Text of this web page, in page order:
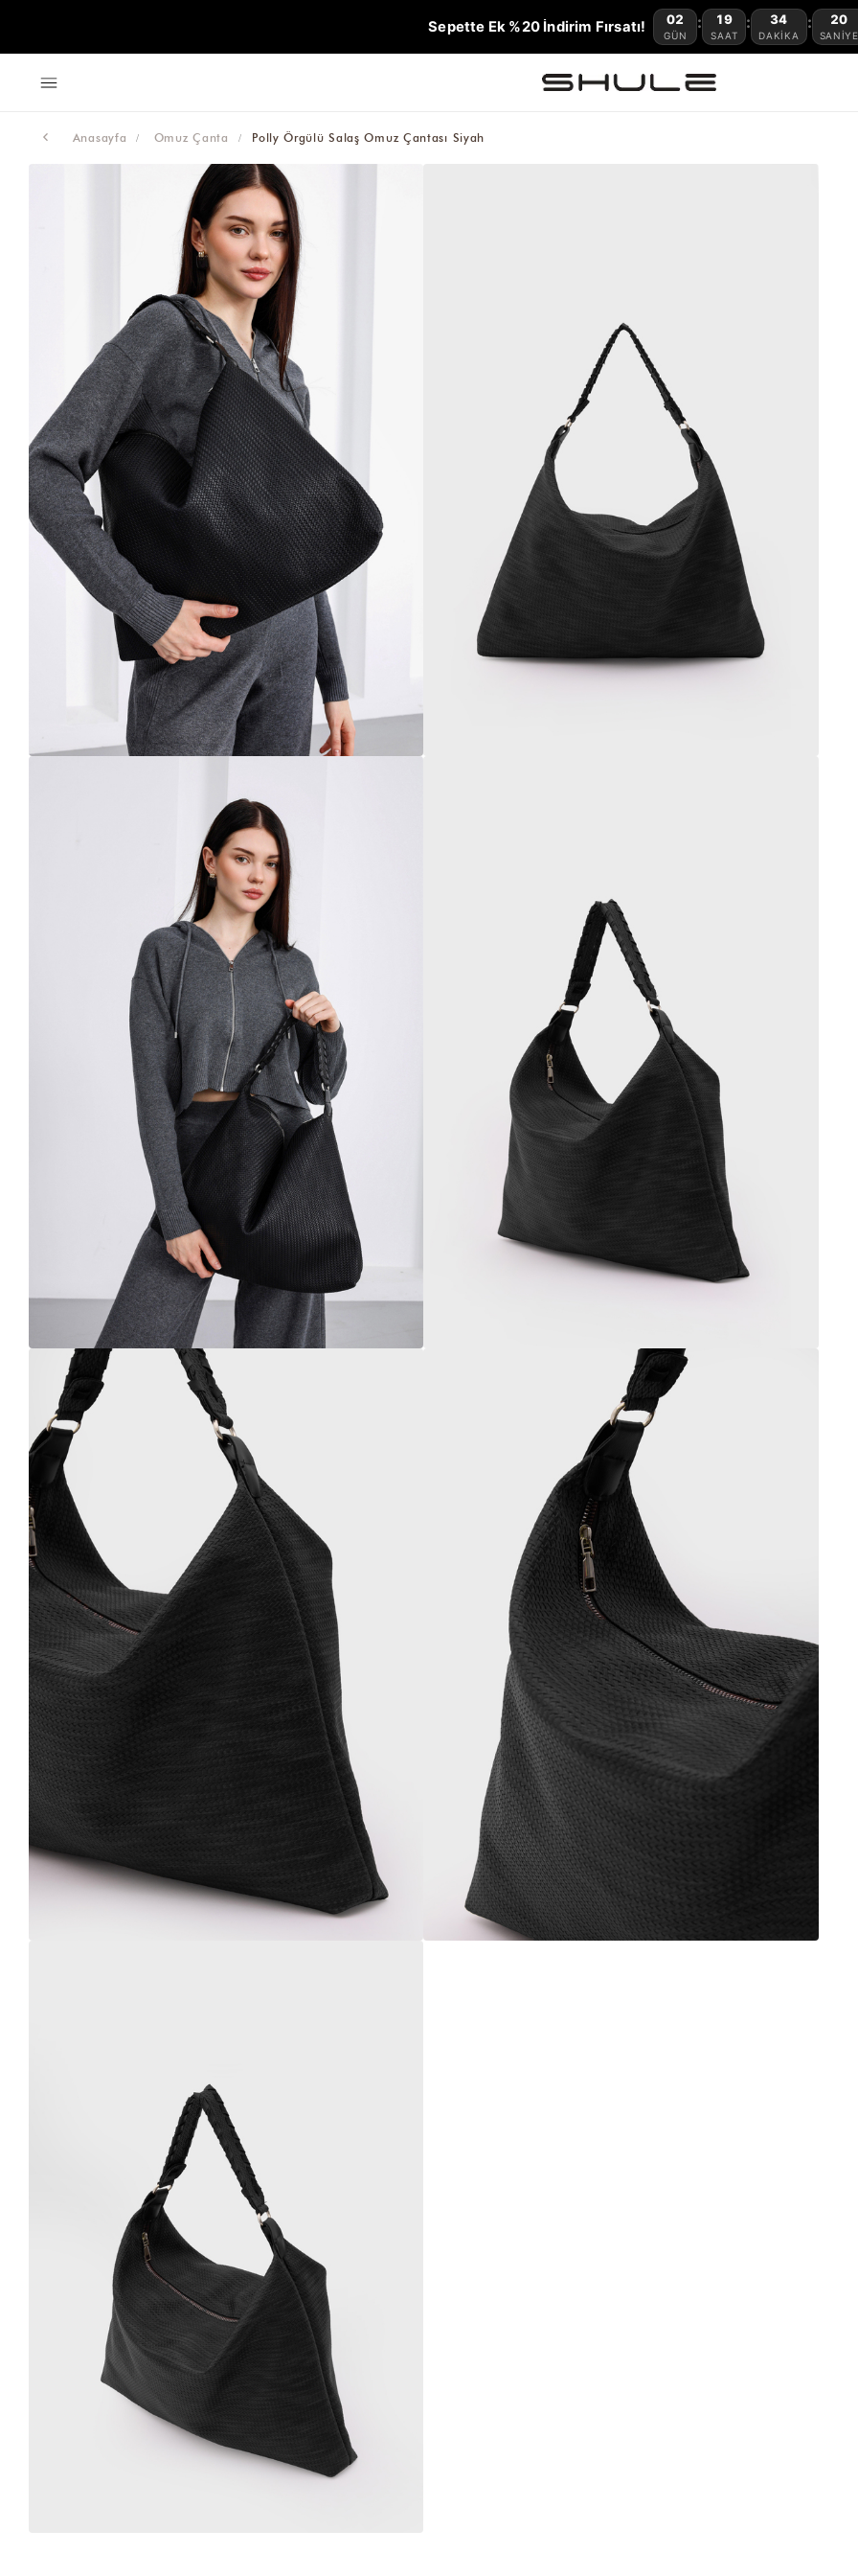
Sepette Ek %20 İndirim Fırsatı! 02
GÜN
: 19
SAAT
: 34
DAKIKA
: 19
SANIYE
Anasayfa Omuz Çanta Polly Örgülü Salaş Omuz Çantası Siyah